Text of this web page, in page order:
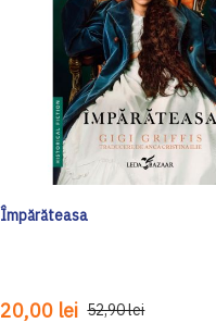
Împărăteasa
20,00 lei 52,90 lei